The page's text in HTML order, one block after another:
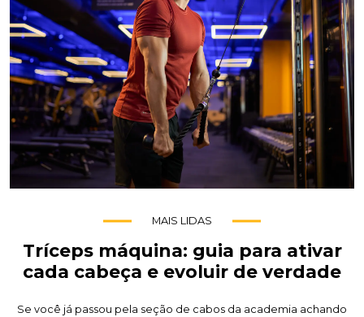
MAIS LIDAS
Tríceps máquina: guia para ativar
cada cabeça e evoluir de verdade
Se você já passou pela seção de cabos da academia achando